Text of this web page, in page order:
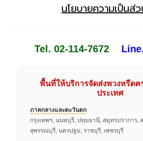
นโยบายความเป็นส่
Tel. 02-114-7672
พื้นที่ให้บริการจัดส่งพวงหรีด
ประเทศ
ภาคกลางและตะวันตก
กรุงเทพฯ, นนทบุรี, ปทุมธานี, สมุทรปราการ,
สุพรรณบุรี, นครปฐม, ราชบุรี, เพชรบุรี